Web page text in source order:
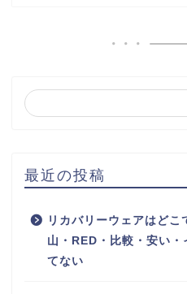
最近の投稿
リカバリーウェアはど
山・RED・比較・安い
てない